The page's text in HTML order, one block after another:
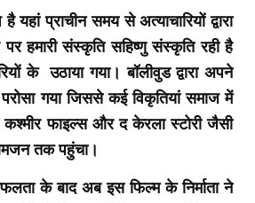
यहां प्राचीन समय से अत्याचारियों द्वारा
हमारी संस्कृति सहिष्णु संस्कृति रही है
के उठाया गया। बॉलीवुड द्वारा अपने
गया जिससे कई विकृतियां समाज में
कश्मीर फाइल्स और द केरला स्टोरी जैसी
तक पहुंचा।
के बाद अब इस फिल्म के निर्माता ने